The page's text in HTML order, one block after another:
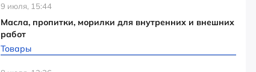
9 июля, 15:44
Масла, пропитки, морилки для внутренних и внешних
работ
Товары